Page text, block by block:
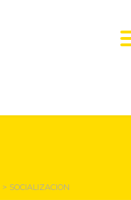
> SOCIALIZACION